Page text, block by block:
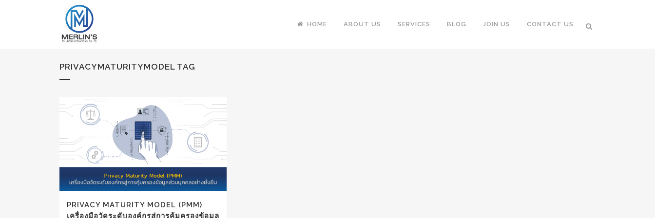
HOME ABOUT US SERVICES BLOG JOIN US CONTACT US
PRIVACYMATURITYMODEL TAG
PRIVACY MATURITY MODEL (PMM)
เครื่องมือวัดระดับองค์กรสู่การคุ้มครองข้อมูล